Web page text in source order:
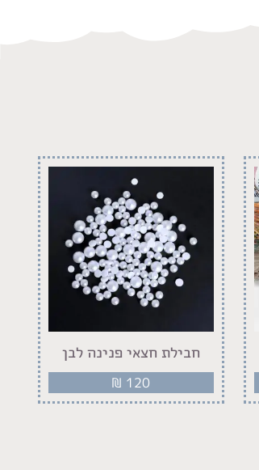
חבילת חצאי פנינה לבן
₪ 120